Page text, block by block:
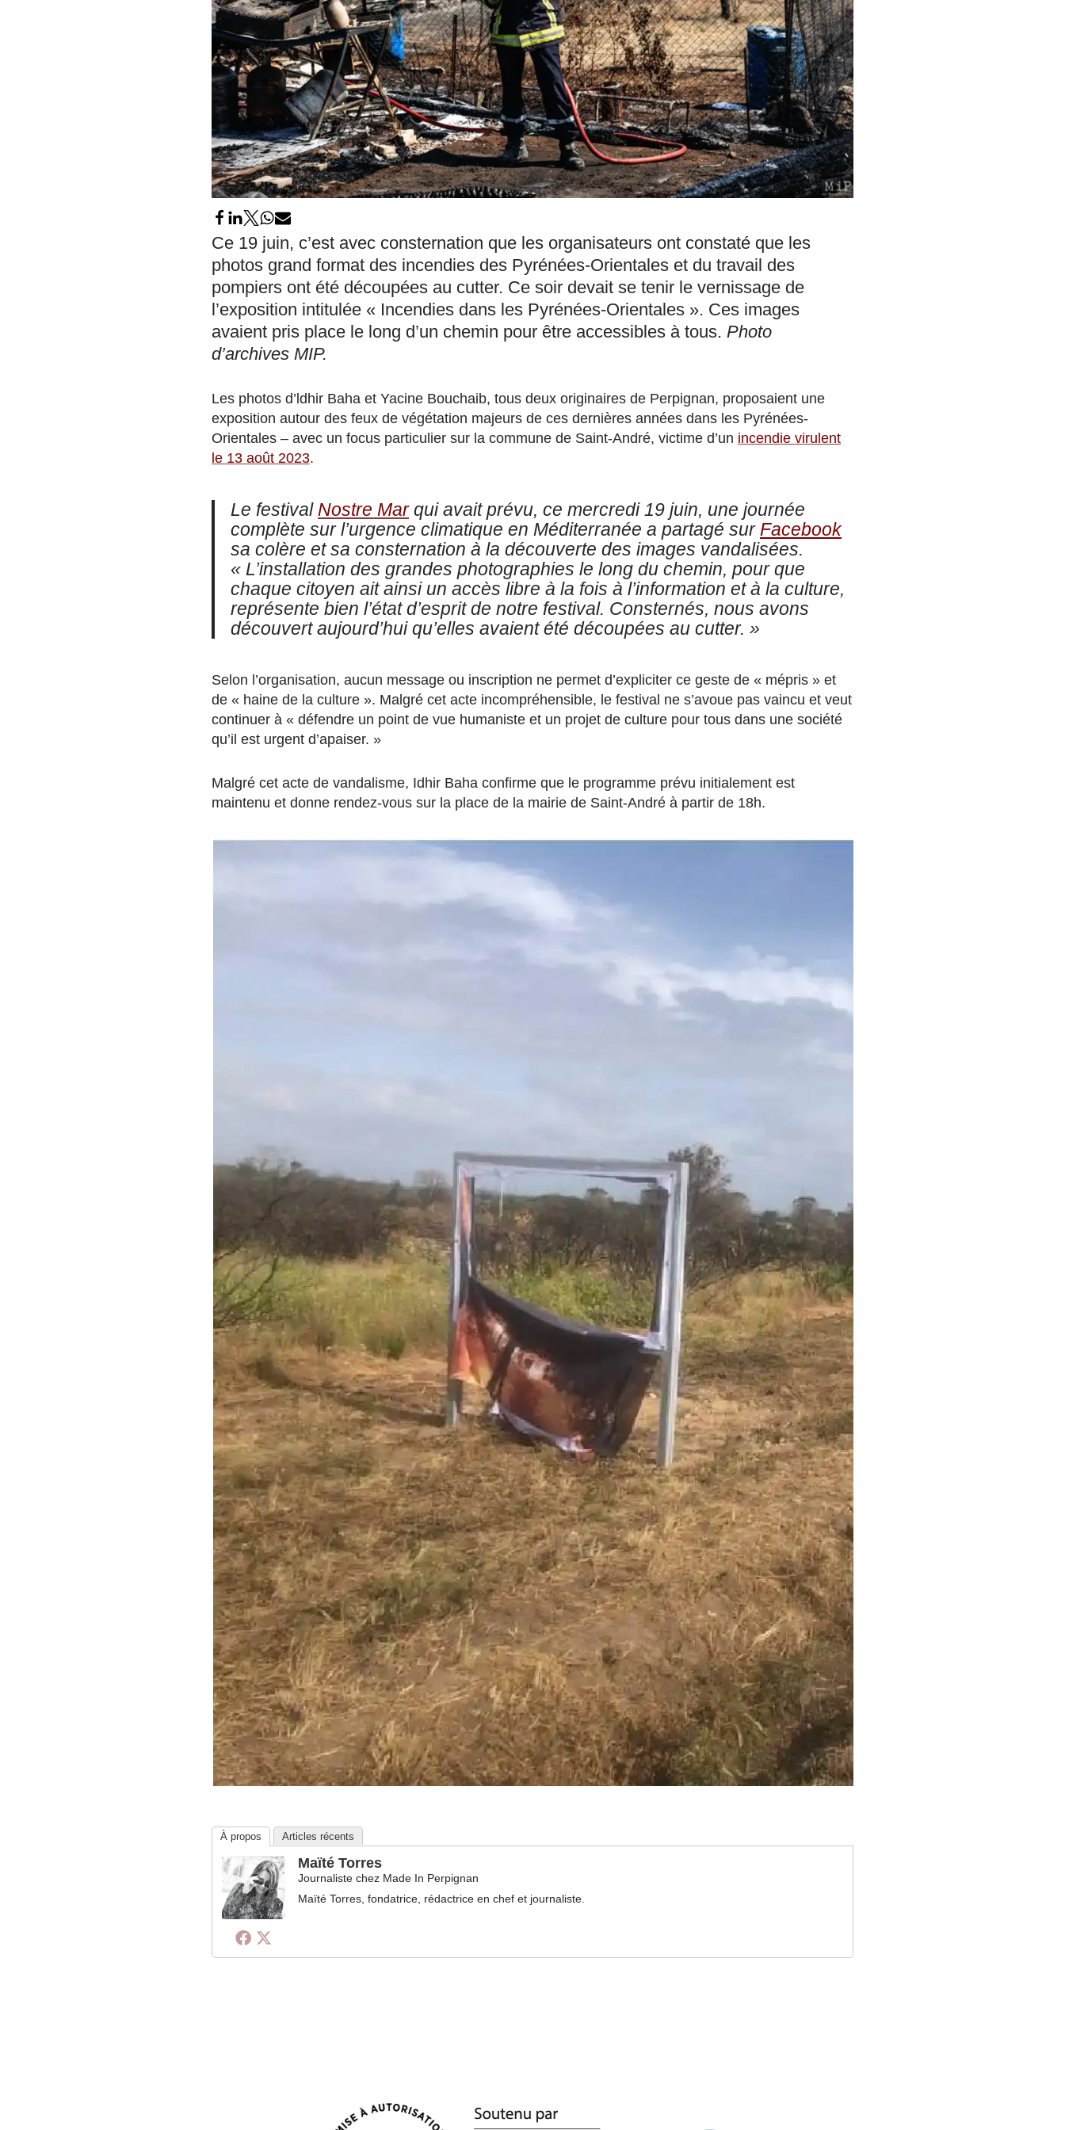
Ce 19 juin, c’est avec consternation que les organisateurs ont constaté que les
photos grand format des incendies des Pyrénées-Orientales et du travail des
pompiers ont été découpées au cutter. Ce soir devait se tenir le vernissage de
l’exposition intitulée « Incendies dans les Pyrénées-Orientales ». Ces images
avaient pris place le long d’un chemin pour être accessibles à tous. Photo
d’archives MIP.
Les photos d’ldhir Baha et Yacine Bouchaib, tous deux originaires de Perpignan, proposaient une
exposition autour des feux de végétation majeurs de ces dernières années dans les Pyrénées-
Orientales – avec un focus particulier sur la commune de Saint-André, victime d’un incendie virulent
le 13 août 2023.
Le festival Nostre Marqui avait prévu, ce mercredi 19 juin, une journée
complète sur l’urgence climatique en Méditerranée a partagé sur Facebook
sa colère et sa consternation à la découverte des images vandalisées.
« L’installation des grandes photographies le long du chemin, pour que
chaque citoyen ait ainsi un accès libre à la fois à l’information et à la culture,
représente bien l’état d’esprit de notre festival. Consternés, nous avons
découvert aujourd’hui qu’elles avaient été découpées au cutter. »
Selon l’organisation, aucun message ou inscription ne permet d’expliciter ce geste de « mépris » et
de « haine de la culture ». Malgré cet acte incompréhensible, le festival ne s’avoue pas vaincu et veut
continuer à « défendre un point de vue humaniste et un projet de culture pour tous dans une société
qu’il est urgent d’apaiser. »
Malgré cet acte de vandalisme, Idhir Baha confirme que le programme prévu initialement est
maintenu et donne rendez-vous sur la place de la mairie de Saint-André à partir de 18h.
À propos Articles récents
Maïté Torres
Journaliste chez Made In Perpignan
Maïté Torres, fondatrice, rédactrice en chef et journaliste.